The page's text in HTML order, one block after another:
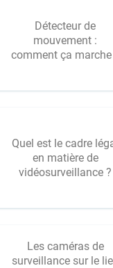
Détecteur de
mouvement :
comment ça marche
Quel est le cadre
en matière de
vidéosurveillance ?
Les caméras de
surveillance sur le